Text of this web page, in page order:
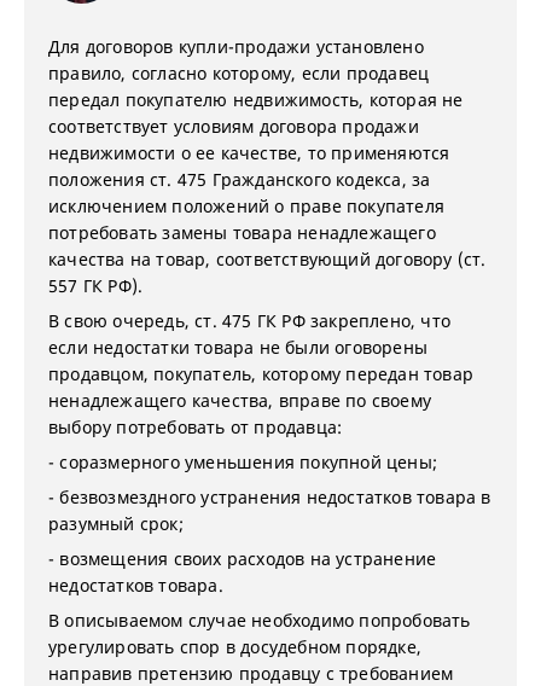
Для договоров купли-продажи установлено
правило, согласно которому, если продавец
передал покупателю недвижимость, которая не
соответствует условиям договора продажи
недвижимости о ее качестве, то применяются
положения ст. 475 Гражданского кодекса, за
исключением положений о праве покупателя
потребовать замены товара ненадлежащего
качества на товар, соответствующий договору (ст.
557 ГК РФ).
В свою очередь, ст. 475 ГК РФ закреплено, что
если недостатки товара не были оговорены
продавцом, покупатель, которому передан товар
ненадлежащего качества, вправе по своему
выбору потребовать от продавца:
- соразмерного уменьшения покупной цены;
- безвозмездного устранения недостатков товара в
разумный срок;
- возмещения своих расходов на устранение
недостатков товара.
В описываемом случае необходимо попробовать
урегулировать спор в досудебном порядке,
направив претензию продавцу с требованием